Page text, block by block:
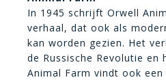
In 1945 schrijft Orwell
verhaal, dat ook als
kan worden gezien. Het
de Russische Revolutie en
Animal Farm vindt ook